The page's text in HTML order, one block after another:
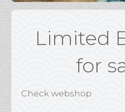
Limited
for
Check webshop